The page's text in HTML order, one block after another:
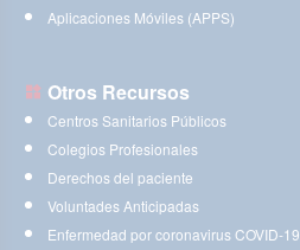
Aplicaciones Móviles (APPS)
Otros Recursos
Centros Sanitarios Públicos
Colegios Profesionales
Derechos del paciente
Voluntades Anticipadas
Enfermedad por coronavirus COVID-19